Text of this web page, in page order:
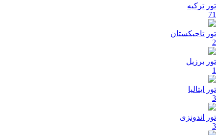
تور ترکیه
71
تور تاجیکستان
2
تور برزیل
1
تور ایتالیا
3
تور اندونزی
3